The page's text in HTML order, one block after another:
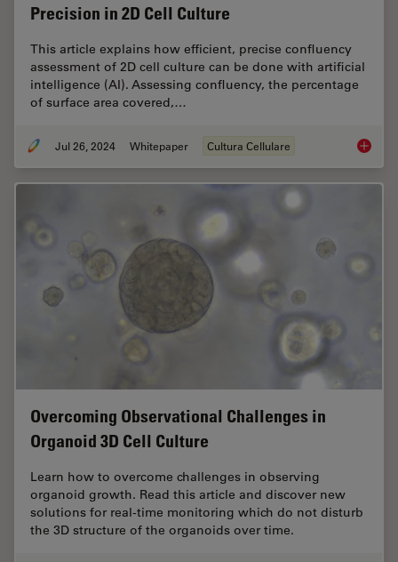
Precision in 2D Cell Culture
This article explains how efficient, precise confluency
assessment of 2D cell culture can be done with artificial
intelligence (AI). Assessing confluency, the percentage
of surface area covered,…
Jul 26, 2024 Whitepaper Cultura Cellulare AI
Overcoming Observational Challenges in
Organoid 3D Cell Culture
Learn how to overcome challenges in observing
organoid growth. Read this article and discover new
solutions for real-time monitoring which do not disturb
the 3D structure of the organoids over time.